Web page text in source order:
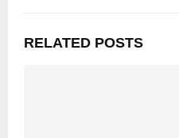
RELATED POSTS